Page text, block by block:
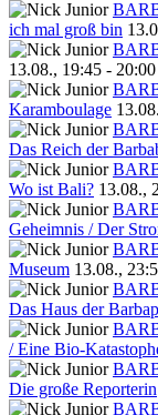
ich mal groß bin
13.08., 19:45 -
Karamboulage
Das Reich der
Wo ist Bali? 13.08.,
Geheimnis / Der
Museum 13.08.,
Das Haus der
/ Eine Bio-
Die große Reporterin